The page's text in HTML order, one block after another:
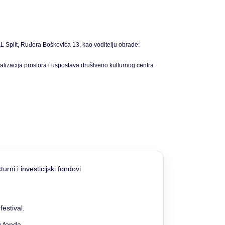
Split, Ruđera Boškovića 13, kao voditelju obrade:
prostora i uspostava društveno kulturnog centra